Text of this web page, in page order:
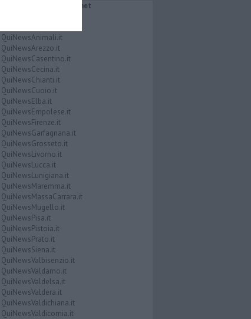
IL NETWORK QuiNews.net
QuiNewsAnimali.it
QuiNewsArezzo.it
QuiNewsCasentino.it
QuiNewsCecina.it
QuiNewsChianti.it
QuiNewsCuoio.it
QuiNewsElba.it
QuiNewsEmpolese.it
QuiNewsFirenze.it
QuiNewsGarfagnana.it
QuiNewsGrosseto.it
QuiNewsLivorno.it
QuiNewsLucca.it
QuiNewsLunigiana.it
QuiNewsMaremma.it
QuiNewsMassaCarrara.it
QuiNewsMugello.it
QuiNewsPisa.it
QuiNewsPistoia.it
QuiNewsPrato.it
QuiNewsSiena.it
QuiNewsValbisenzio.it
QuiNewsValdarno.it
QuiNewsValdelsa.it
QuiNewsValdera.it
QuiNewsValdichiana.it
QuiNewsValdicornia.it